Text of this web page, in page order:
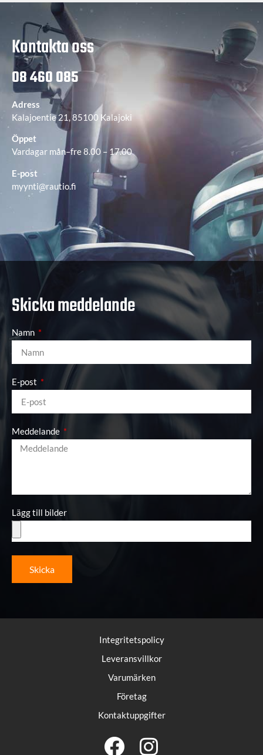
Kontakta oss
08 460 085
Adress
Kalajoentie 21, 85100 Kalajoki
Öppet
Vardagar mån–fre 8.00 – 17.00
E-post
myynti@rautio.fi
Skicka meddelande
Namn
E-post
Meddelande
Lägg till bilder
Skicka
Integritetspolicy
Leveransvillkor
Varumärken
Företag
Kontaktuppgifter